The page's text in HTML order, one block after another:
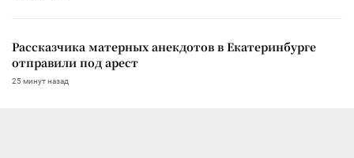
Рассказчика матерных анекдотов в Екатеринбурге
отправили под арест
25 минут назад